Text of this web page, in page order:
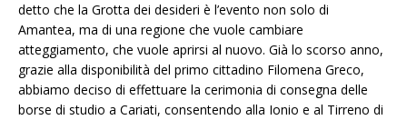
detto che la Grotta dei desideri è l’evento non solo di
Amantea, ma di una regione che vuole cambiare
atteggiamento, che vuole aprirsi al nuovo. Già lo scorso anno,
grazie alla disponibilità del primo cittadino Filomena Greco,
abbiamo deciso di effettuare la cerimonia di consegna delle
borse di studio a Cariati, consentendo alla Ionio e al Tirreno di